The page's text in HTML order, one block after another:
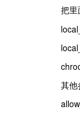
把里
其他